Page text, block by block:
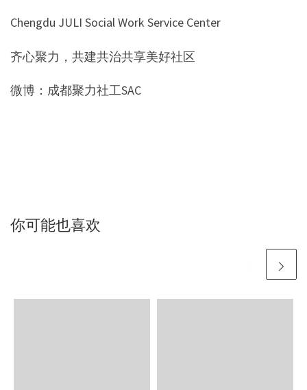
Chengdu JULI Social Work Service Center
齐心聚力，共建共治共享美好社区
微博：成都聚力社工SAC
你可能也喜欢